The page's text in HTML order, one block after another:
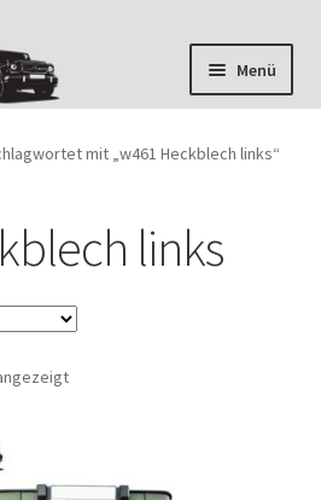
Menü
mit „w461 Heckblech links“
links